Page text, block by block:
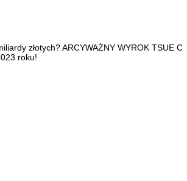
złotych? ARCYWAŻNY WYROK TSUE C
roku!